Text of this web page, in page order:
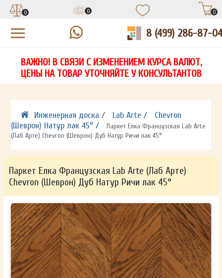
НА
СВЯЖЕТСЯ С ВАМИ В ТЕЧЕНИЕ 15 МИНУТ
ОТПРАВИТЬ
ЗАПОЛНИТЕ ФОРМУ И НАШ МЕНЕДЖЕР
СВЯЖЕТСЯ С ВАМИ В ТЕЧЕНИЕ 15 МИНУТ
ОТПРАВИТЬ
Ваши данные не будут переданы третьим лицам
ЗАПОЛНИТЕ ФОРМУ И НАШ МЕНЕДЖЕР
СВЯЖЕТСЯ С ВАМИ В ТЕЧЕНИЕ 15 МИНУТ
ОТПРАВИТЬ
Ваши данные не будут переданы третьим лицам
0 0 0
8 (499) 286-87-04
ВАЖНО! В СВЯЗИ С ИЗМЕНЕНИЕМ КУРСА ВАЛЮТ,
ЦЕНЫ НА ТОВАР УТОЧНЯЙТЕ У КОНСУЛЬТАНТОВ
Инженерная доска / Lab Arte /
Chevron
(Шеврон) Натур лак 45° /
Паркет Елка Французская Lab Arte
(Лаб Арте) Chevron (Шеврон) Дуб Натур Ричи лак 45°
Паркет Елка Французская Lab Arte (Лаб Арте)
Chevron (Шеврон) Дуб Натур Ричи лак 45°